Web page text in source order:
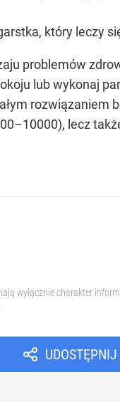
który leczy
problemów
lub wykonaj
rozwiązaniem
lecz
wyłącznie charakter
UDOSTĘPNIJ